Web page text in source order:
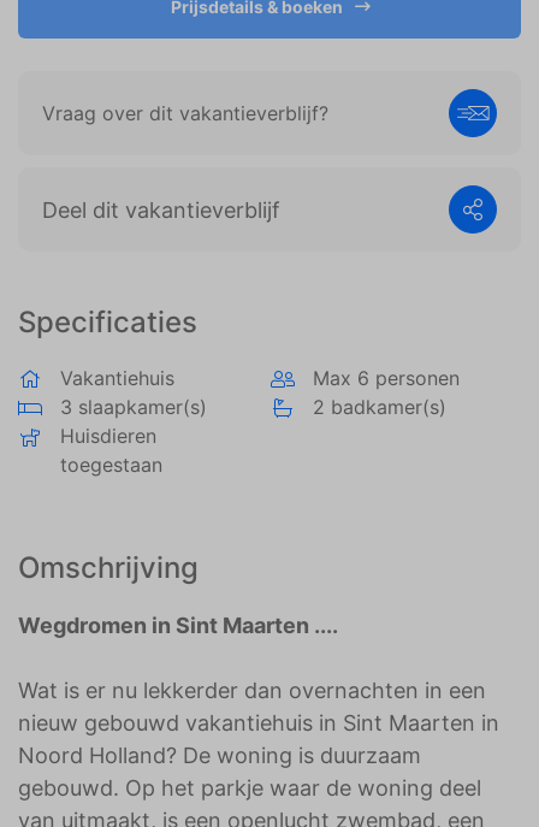
Specificaties
Vakantiehuis
Max 6 personen
3 slaapkamer(s)
2 badkamer(s)
Huisdieren
toegestaan
Omschrijving
Wegdromen in Sint Maarten ....
Wat is er nu lekkerder dan overnachten in een
nieuw gebouwd vakantiehuis in Sint Maarten in
Noord Holland? De woning is duurzaam
gebouwd. Op het parkje waar de woning deel
van uitmaakt, is een openlucht zwembad, een
Prijsdetails & boeken
Vraag over dit vakantieverblijf?
Deel dit vakantieverblijf
weergeven die zijn afgestemd op en relevant zijn